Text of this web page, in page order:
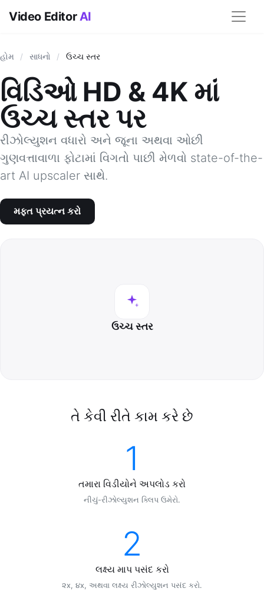
Video EditorAI
હોમ / સાધનો / ઉચ્ચ સ્તર
વિડિઓ HD & 4K માં
ઉચ્ચ સ્તર પર
રીઝોલ્યુશન વધારો અને જૂના અથવા ઓછી
ગુણવત્તાવાળા ફોટામાં વિગતો પાછી મેળવો state-of-the-
art AI upscaler સાથે.
મફત પ્રયત્ન કરો
ઉચ્ચ સ્તર
તે કેવી રીતે કામ કરે છે
1
તમારા વિડીયોને અપલોડ કરો
નીચું-રીઝોલ્યુશન ક્લિપ ઉમેરો.
2
લક્ષ્ય માપ પસંદ કરો
૨x, ૪x, અથવા લક્ષ્ય રીઝોલ્યુશન પસંદ કરો.